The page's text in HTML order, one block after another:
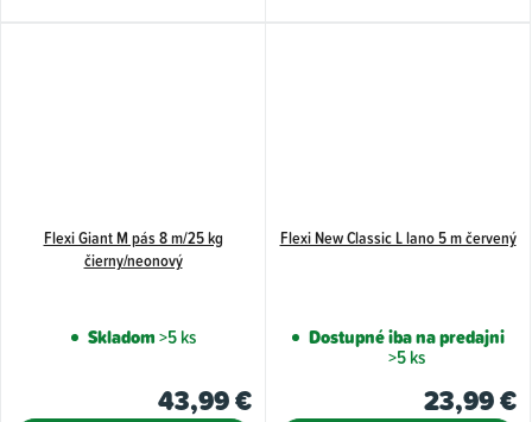
Flexi Giant M pás 8 m/25 kg
čierny/neonový
Skladom>5 ks
43,99 €
Flexi New Classic L lano 5 m červený
Dostupné iba na predajni
>5 ks
23,99 €